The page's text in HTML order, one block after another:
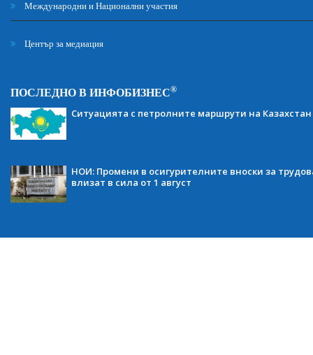
Международни и Национални участия
Център за медиация
ПОСЛЕДНО В ИНФОБИЗНЕС®
Ситуацията с петролните маршрути на Казахстан
НОИ: Промени в осигурителните вноски за
влизат в сила от 1 август